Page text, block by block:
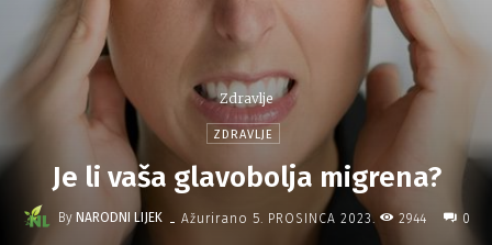
Zdravlje
ZDRAVLJE
Je li vaša glavobolja migrena?
By NARODNI LIJEK - Ažurirano 5. PROSINCA 2023. 2944 0